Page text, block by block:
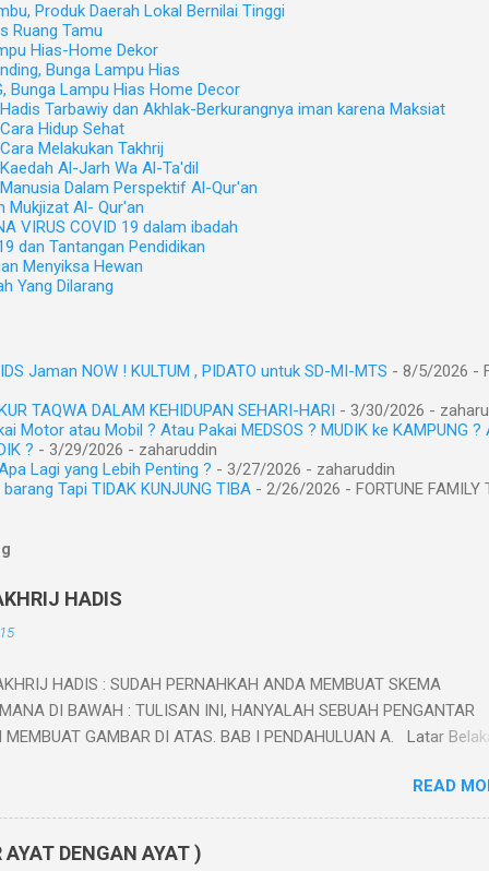
Produk Daerah Lokal Bernilai Tinggi
Ruang Tamu
Hias-Home Dekor
Bunga Lampu Hias
Bunga Lampu Hias Home Decor
Tarbawiy dan Akhlak-Berkurangnya iman karena Maksiat
Hidup Sehat
Melakukan Takhrij
Al-Jarh Wa Al-Ta'dil
Dalam Perspektif Al-Qur'an
Mukjizat Al- Qur'an
VIRUS COVID 19 dalam ibadah
dan Tantangan Pendidikan
Menyiksa Hewan
Yang Dilarang
Jaman NOW ! KULTUM , PIDATO untuk SD-MI-MTS - 8/5/2026 -
TAQWA DALAM KEHIDUPAN SEHARI-HARI - 3/30/2026 -
Motor atau Mobil ? Atau Pakai MEDSOS ? MUDIK ke KAMPUNG ?
? - 3/29/2026 - zaharuddin
Lagi yang Lebih Penting ? - 3/27/2026 - zaharuddin
Tapi TIDAK KUNJUNG TIBA - 2/26/2026 - FORTUNE FAMILY
HADIS
HADIS : SUDAH PERNAHKAH ANDA MEMBUAT SKEMA
DI BAWAH : TULISAN INI, HANYALAH SEBUAH PENGANTAR
MEMBUAT GAMBAR DI ATAS. BAB I PENDAHULUAN A. Latar
wajib mengikuti danmengamalkan ajaran-ajaran yang terdapat
Sebagai landasan hukum syara' yang kedua setelah al-Qur'an,
sunnah menjadi keharusan untuk dipelajari dan dikaji oleh setiap
READ
DENGAN AYAT )